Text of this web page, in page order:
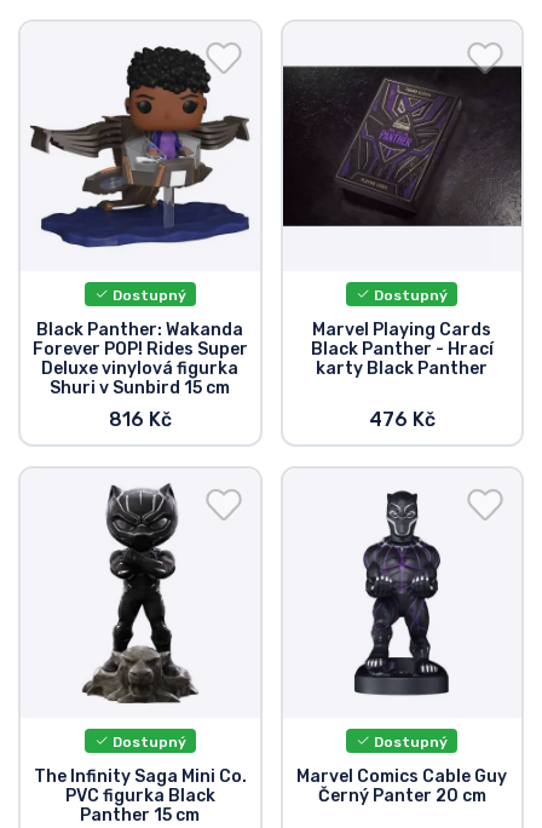
Dostupný
Black Panther: Wakanda
Forever POP! Rides Super
Deluxe vinylová figurka
Shuri v Sunbird 15 cm
816 Kč
Dostupný
Marvel Playing Cards
Black Panther - Hrací
karty Black Panther
476 Kč
Dostupný
The Infinity Saga Mini Co.
PVC figurka Black
Panther 15 cm
Dostupný
Marvel Comics Cable Guy
Černý Panter 20 cm